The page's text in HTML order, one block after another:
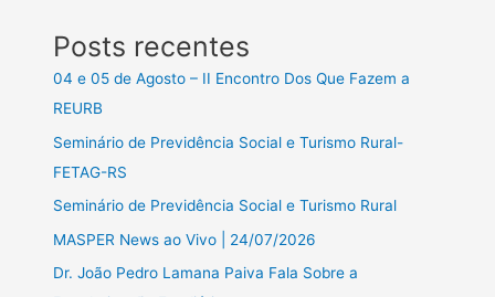
Posts recentes
04 e 05 de Agosto – II Encontro Dos Que Fazem a
REURB
Seminário de Previdência Social e Turismo Rural-
FETAG-RS
Seminário de Previdência Social e Turismo Rural
MASPER News ao Vivo | 24/07/2026
Dr. João Pedro Lamana Paiva Fala Sobre a